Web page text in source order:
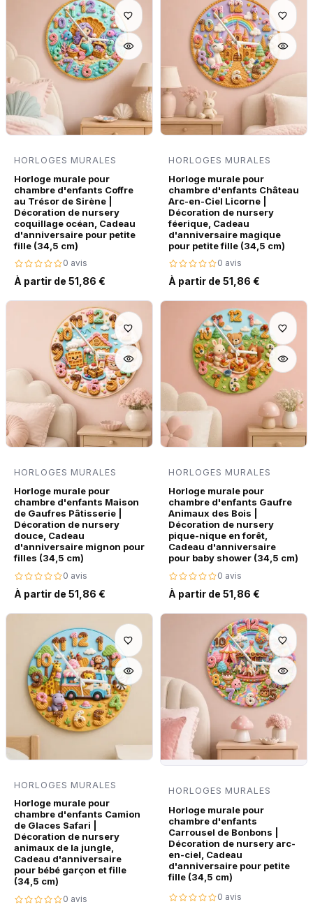
HORLOGES MURALES
Horloge murale pour
chambre d'enfants Coffre
au Trésor de Sirène |
Décoration de nursery
coquillage océan, Cadeau
d'anniversaire pour petite
fille (34,5 cm)
0 avis
À partir de 51,86 €
HORLOGES MURALES
Horloge murale pour
chambre d'enfants Château
Arc-en-Ciel Licorne |
Décoration de nursery
féerique, Cadeau
d'anniversaire magique
pour petite fille (34,5 cm)
0 avis
À partir de 51,86 €
HORLOGES MURALES
Horloge murale pour
chambre d'enfants Maison
de Gaufres Pâtisserie |
Décoration de nursery
douce, Cadeau
d'anniversaire mignon pour
filles (34,5 cm)
0 avis
À partir de 51,86 €
HORLOGES MURALES
Horloge murale pour
chambre d'enfants Gaufre
Animaux des Bois |
Décoration de nursery
pique-nique en forêt,
Cadeau d'anniversaire
pour baby shower (34,5 cm)
0 avis
À partir de 51,86 €
HORLOGES MURALES
Horloge murale pour
chambre d'enfants Camion
de Glaces Safari |
Décoration de nursery
animaux de la jungle,
Cadeau d'anniversaire
pour bébé garçon et fille
(34,5 cm)
0 avis
HORLOGES MURALES
Horloge murale pour
chambre d'enfants
Carrousel de Bonbons |
Décoration de nursery arc-
en-ciel, Cadeau
d'anniversaire pour petite
fille (34,5 cm)
0 avis